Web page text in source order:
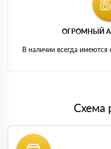
ОГРОМНЫЙ
В наличии всегда
Схема